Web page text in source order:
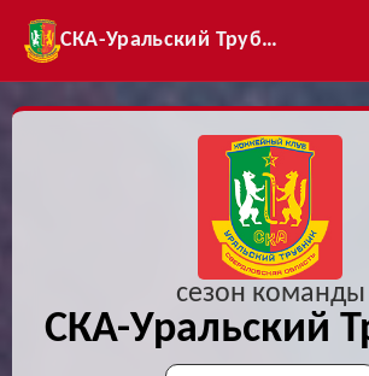
СКА-Уральский Трубник
сезон команды
СКА-Уральский